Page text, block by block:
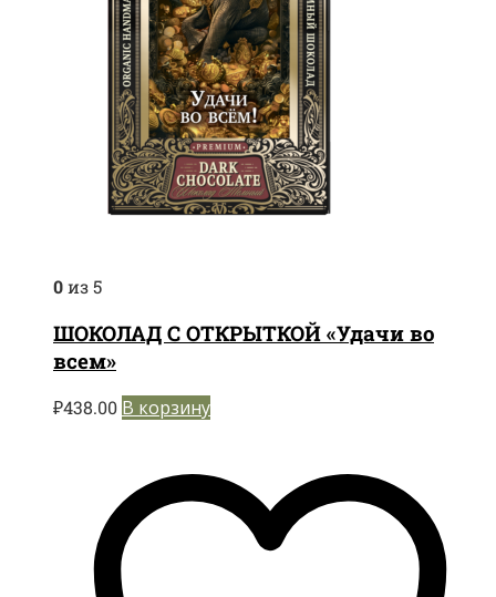
0из 5
ШОКОЛАД С ОТКРЫТКОЙ «Удачи во
всем»
₽438.00 В корзину